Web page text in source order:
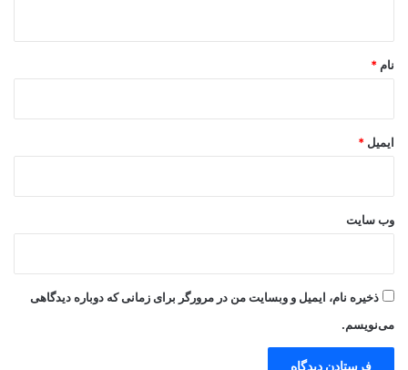
نام *
ایمیل *
وب‌ سایت
ذخیره نام، ایمیل و وبسایت من در مرورگر برای زمانی که دوباره دیدگاهی
می‌نویسم.